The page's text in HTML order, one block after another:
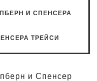
И СПЕНСЕРА
ТРЕЙСИ
и Спенсер